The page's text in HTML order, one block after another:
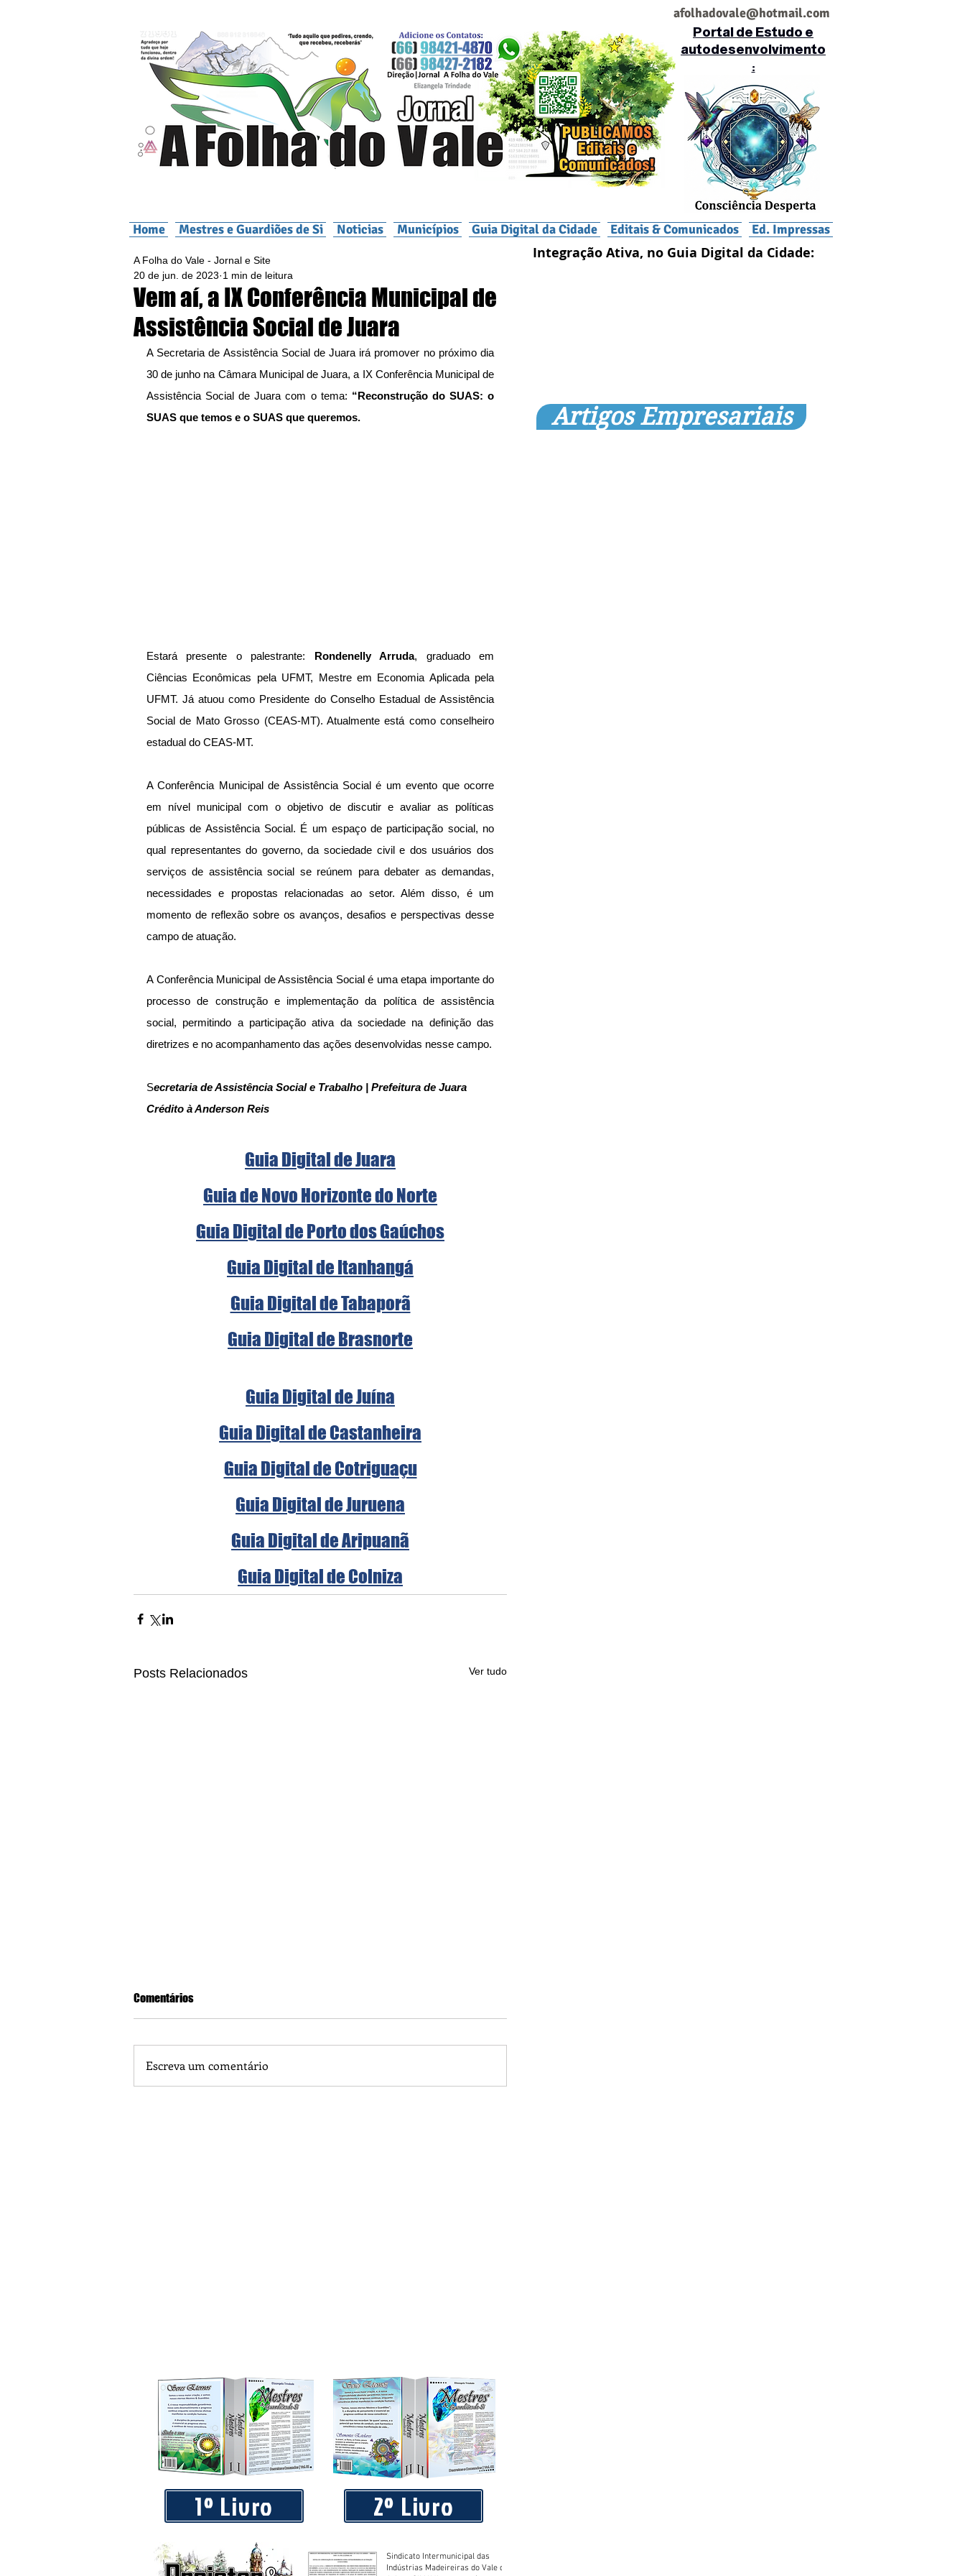
afolhadovale@hotmail.com
Portal de Estudo e
autodesenvolvimento
:
Home Mestres e Guardiões de Si Noticias Municípios Guia Digital da Cidade Editais & Comunicados Ed. Impressas
Vem aí, a IX Conferência Municipal de
Assistência Social de Juara
A Folha do Vale - Jornal e Site
20 de jun. de 2023 1 min de leitura
A Secretaria de Assistência Social de Juara irá promover no próximo dia
30 de junho na Câmara Municipal de Juara, a IX Conferência Municipal de
Assistência Social de Juara com o tema: “Reconstrução do SUAS: o
SUAS que temos e o SUAS que queremos.
Estará presente o palestrante: Rondenelly Arruda, graduado em
Ciências Econômicas pela UFMT, Mestre em Economia Aplicada pela
UFMT. Já atuou como Presidente do Conselho Estadual de Assistência
Social de Mato Grosso (CEAS-MT). Atualmente está como conselheiro
estadual do CEAS-MT.
A Conferência Municipal de Assistência Social é um evento que ocorre
em nível municipal com o objetivo de discutir e avaliar as políticas
públicas de Assistência Social. É um espaço de participação social, no
qual representantes do governo, da sociedade civil e dos usuários dos
serviços de assistência social se reúnem para debater as demandas,
necessidades e propostas relacionadas ao setor. Além disso, é um
momento de reflexão sobre os avanços, desafios e perspectivas desse
campo de atuação.
A Conferência Municipal de Assistência Social é uma etapa importante do
processo de construção e implementação da política de assistência
social, permitindo a participação ativa da sociedade na definição das
diretrizes e no acompanhamento das ações desenvolvidas nesse campo.
Secretaria de Assistência Social e Trabalho | Prefeitura de Juara
Crédito à Anderson Reis
Guia Digital de Juara
Guia de Novo Horizonte do Norte
Guia Digital de Porto dos Gaúchos
Guia Digital de Itanhangá
Guia Digital de Tabaporã
Guia Digital de Brasnorte
Guia Digital de Juína
Guia Digital de Castanheira
Guia Digital de Cotriguaçu
Guia Digital de Juruena
Guia Digital de Aripuanã
Guia Digital de Colniza
Posts Relacionados Ver tudo
Comentários
Escreva um comentário
1º Livro 2º Livro
Sindicato Intermunicipal das
Indústrias Madeireiras do Vale do
Integração Ativa, no Guia Digital da Cidade:
Artigos Empresariais